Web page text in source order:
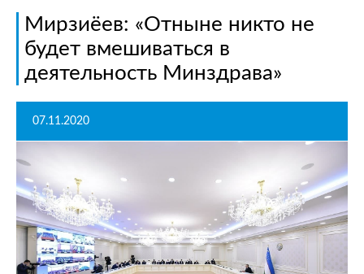
Мирзиёев: «Отныне никто не
будет вмешиваться в
деятельность Минздрава»
07.11.2020